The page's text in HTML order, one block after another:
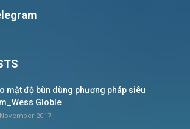
mật độ bùn dùng phương pháp siêu
Globle
2017